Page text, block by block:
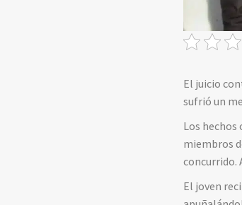
El juicio
sufrió un
Los
miembros
concurrido.
El joven